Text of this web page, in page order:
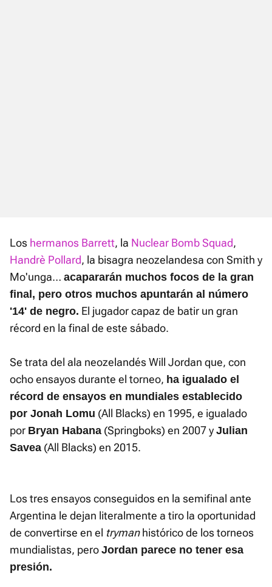
Los hermanos Barrett, la Nuclear Bomb Squad,
Handrè Pollard, la bisagra neozelandesa con Smith y
Mo'unga… acapararán muchos focos de la gran
final, pero otros muchos apuntarán al número
'14' de negro. El jugador capaz de batir un gran
récord en la final de este sábado.
Se trata del ala neozelandés Will Jordan que, con
ocho ensayos durante el torneo, ha igualado el
récord de ensayos en mundiales establecido
por Jonah Lomu (All Blacks) en 1995, e igualado
por Bryan Habana (Springboks) en 2007 y Julian
Savea (All Blacks) en 2015.
Los tres ensayos conseguidos en la semifinal ante
Argentina le dejan literalmente a tiro la oportunidad
de convertirse en el trymanhistórico de los torneos
mundialistas, pero Jordan parece no tener esa
presión.